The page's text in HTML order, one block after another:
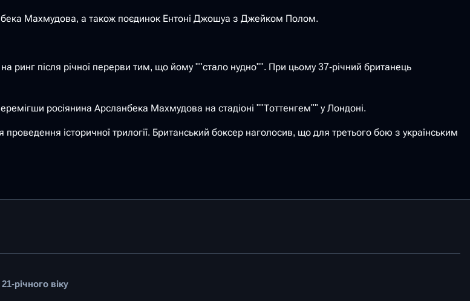
Махмудова, а також поєдинок Ентоні Джошуа з Джейком Полом.
після річної перерви тим, що йому ""стало нудно"". При цьому 37-річний британець
росіянина Арсланбека Махмудова на стадіоні ""Тоттенгем"" у Лондоні.
історичної трилогії. Британський боксер наголосив, що для третього бою з українським
річного віку